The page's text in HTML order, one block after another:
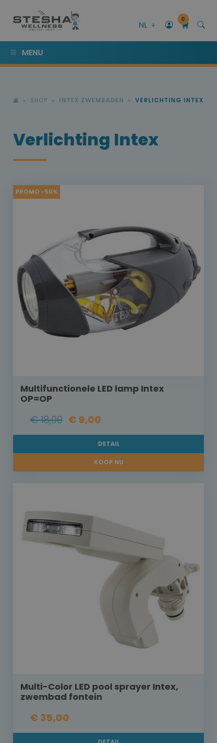
NL
0
MENU
SHOP INTEX ZWEMBADEN VERLICHTING INTEX
Verlichting Intex
PROMO -50%
Multifunctionele LED lamp Intex
OP=OP
€ 18,00 € 9,00
DETAIL
KOOP NU
Multi-Color LED pool sprayer Intex,
zwembad fontein
€ 35,00